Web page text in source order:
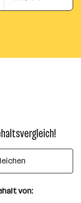
von: